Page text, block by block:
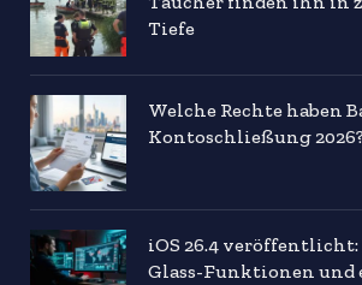
Tiefe
Welche Rechte haben
Kontoschließung 2026?
iOS 26.4
Glass-Funktionen und